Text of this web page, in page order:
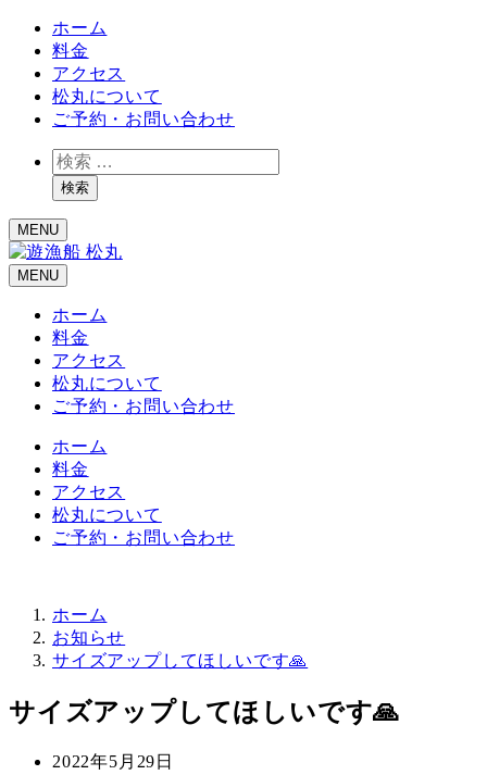
ホーム
料金
アクセス
松丸について
ご予約・お問い合わせ
検
索検索
MENU
MENU
ホーム
料金
アクセス
松丸について
ご予約・お問い合わせ
ホーム
料金
アクセス
松丸について
ご予約・お問い合わせ
ホーム
お知らせ
サイズアップしてほしいです🙏
サイズアップしてほしいです🙏
投
2022年5月29日